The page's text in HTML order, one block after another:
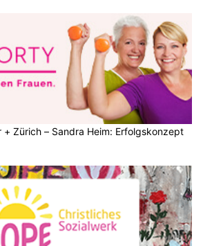
+ Zürich – Sandra Heim: Erfolgskonzept